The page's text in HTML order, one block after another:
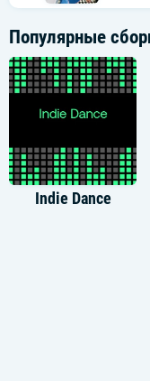
Популярные
Indie Dance